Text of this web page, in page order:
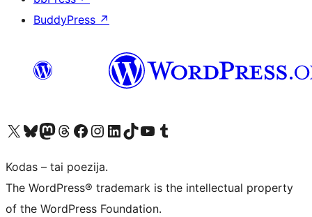
BuddyPress ↗
Visit our X (formerly Twitter) account
Apsilankykite mūsų Bluesky paskyroje
Visit our Mastodon account
Apsilankykite mūsų Threads paskyroje
Visit our Facebook page
Visit our Instagram account
Visit our LinkedIn account
Apsilankykite mūsų TikTok paskyroje
Visit our YouTube channel
Apsilankykite mūsų Tumblr paskyroje
Kodas – tai poezija.
The WordPress® trademark is the intellectual property
of the WordPress Foundation.